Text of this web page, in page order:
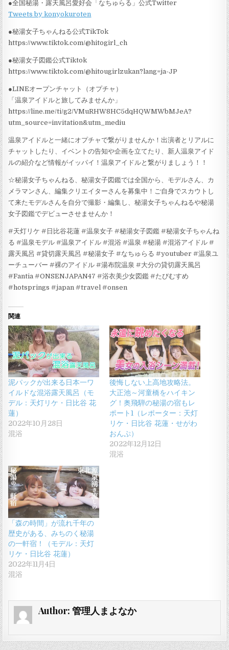
●全国秘湯・露天風呂愛好会「なちゅらる」公式Twitter
Tweets by konyokuroten
●秘湯女子ちゃんねる公式TikTok
https://www.tiktok.com/@hitogirl_ch
●秘湯女子図鑑公式Tiktok
https://www.tiktok.com/@hitougirlzukan?lang=ja-JP
●LINEオープンチャット（オプチャ）
「温泉アイドルと旅してみませんか」
https://line.me/ti/g2/VMuRHW8HC5dqHQWMWbMJeA?
utm_source=invitation&utm_mediu
温泉アイドルと一緒にオプチャで繋がりませんか！出演者とリアルに
チャットしたり、イベントの告知や企画を立てたり、新人温泉アイド
ルの紹介など情報がイッパイ！温泉アイドルと繋がりましょう！！
☆秘湯女子ちゃんねる、秘湯女子図鑑では全国から、モデルさん、カ
メラマンさん、編集クリエイターさんを募集中！ご自身でスカウトし
て来たモデルさんを自分で撮影・編集し、秘湯女子ちゃんねるや秘湯
女子図鑑でデビューさせませんか！
#天灯リケ #日比谷花蓮 #温泉女子 #秘湯女子図鑑 #秘湯女子ちゃんね
る #温泉モデル #温泉アイドル #混浴 #温泉 #秘湯 #混浴アイドル #
露天風呂 #貸切露天風呂 #秘湯女子 #なちゅらる #youtuber #温泉ユ
ーチューバー #裸のアイドル #湯布院温泉 #大分の貸切露天風呂
#Fantia #ONSENJAPAN47 #浴衣美少女図鑑 #たびむすめ
#hotsprings #japan #travel #onsen
関連
泥パックが出来る日本一ワ
イルドな混浴露天風呂（モ
デル：天灯リケ・日比谷 花
蓮）
2022年10月28日
混浴
後悔しない上高地攻略法。
大正池～河童橋をハイキン
グ！奥飛騨の秘湯の宿もレ
ポート1（レポーター：天灯
リケ・日比谷 花蓮・せがわ
おんぷ）
2022年12月12日
混浴
「森の時間」が流れ千年の
歴史がある、みちのく秘湯
の一軒宿！（モデル：天灯
リケ・日比谷 花蓮）
2022年11月4日
混浴
Author: 管理人まよなか